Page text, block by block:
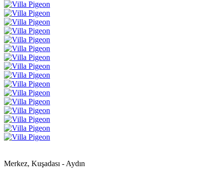
Merkez, Kuşadası - Aydın